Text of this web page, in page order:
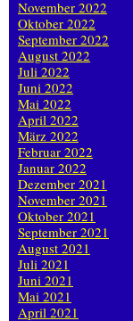
November 2022
Oktober 2022
September 2022
August 2022
Juli 2022
Juni 2022
Mai 2022
April 2022
März 2022
Februar 2022
Januar 2022
Dezember 2021
November 2021
Oktober 2021
September 2021
August 2021
Juli 2021
Juni 2021
Mai 2021
April 2021